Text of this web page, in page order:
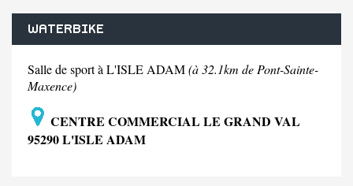
WATERBIKE
Salle de sport à L'ISLE ADAM(à 32.1km de Pont-Sainte-
Maxence)
CENTRE COMMERCIAL LE GRAND VAL
95290 L'ISLE ADAM